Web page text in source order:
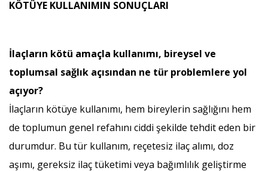
KÖTÜYE KULLANIMIN SONUÇLARI
İlaçların kötü amaçla kullanımı, bireysel ve
toplumsal sağlık açısından ne tür problemlere yol
açıyor?
İlaçların kötüye kullanımı, hem bireylerin sağlığını hem
de toplumun genel refahını ciddi şekilde tehdit eden bir
durumdur. Bu tür kullanım, reçetesiz ilaç alımı, doz
aşımı, gereksiz ilaç tüketimi veya bağımlılık geliştirme